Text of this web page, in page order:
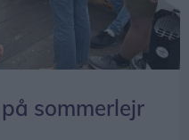
sommerlejr